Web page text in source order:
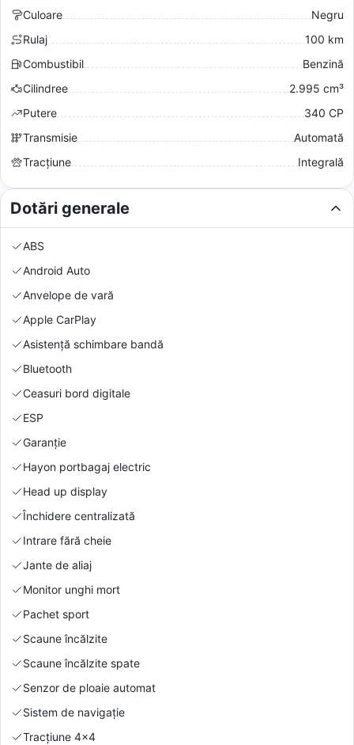
Culoare
Negru
Rulaj
100 km
Combustibil
Benzină
Cilindree
2.995 cm³
Putere
340 CP
Transmisie
Automată
Tracțiune
Integrală
Dotări generale
ABS
Android Auto
Anvelope de vară
Apple CarPlay
Asistență schimbare bandă
Bluetooth
Ceasuri bord digitale
ESP
Garanție
Hayon portbagaj electric
Head up display
Închidere centralizată
Intrare fără cheie
Jante de aliaj
Monitor unghi mort
Pachet sport
Scaune încălzite
Scaune încălzite spate
Senzor de ploaie automat
Sistem de navigație
Tracțiune 4x4